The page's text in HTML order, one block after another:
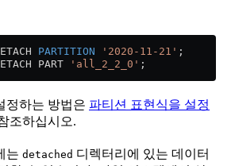
PARTITION '2020-11-21' ;
PART 'all_2_2_0' ;
정하는 방법은 파티션 표현식을 설정
조하십시오.
는 detached 디렉터리에 있는 데이터